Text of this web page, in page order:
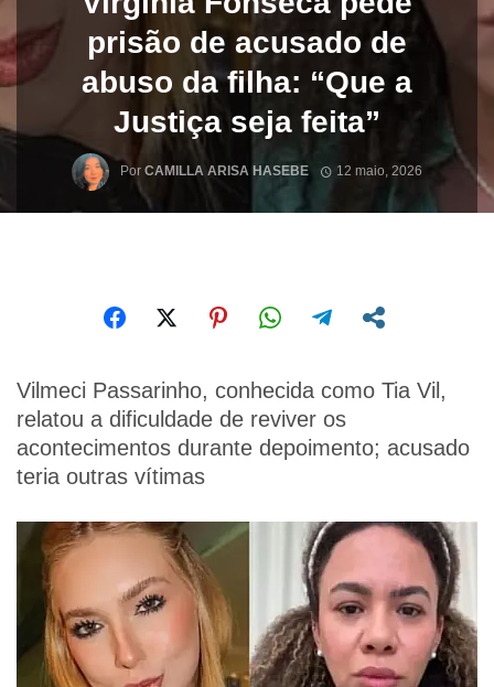
prisão de acusado de
abuso da filha: “Que a
Justiça seja feita”
Por CAMILLA ARISA HASEBE 12 maio, 2026
Vilmeci Passarinho, conhecida como Tia Vil,
relatou a dificuldade de reviver os
acontecimentos durante depoimento; acusado
teria outras vítimas